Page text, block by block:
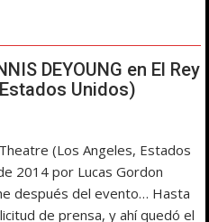
DEYOUNG en El Rey
Unidos)
(Los Angeles, Estados
2014 por Lucas Gordon
después del evento… Hasta
de prensa, y ahí quedó el